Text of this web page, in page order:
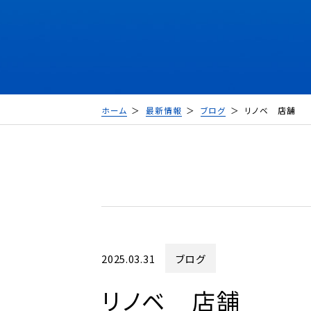
ホーム 最新情報 ブログ リノベ 店
2025.03.31 ブログ
リノベ 店舗